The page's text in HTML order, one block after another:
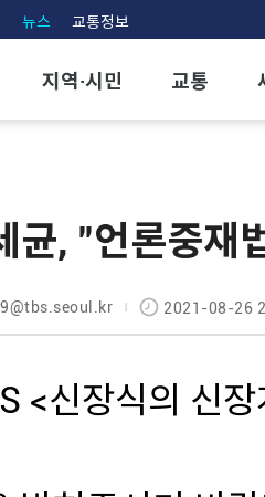
뉴스 교통정보
지역·시민 교통
균, "언론중재
2021-08-26
<신장식의 신